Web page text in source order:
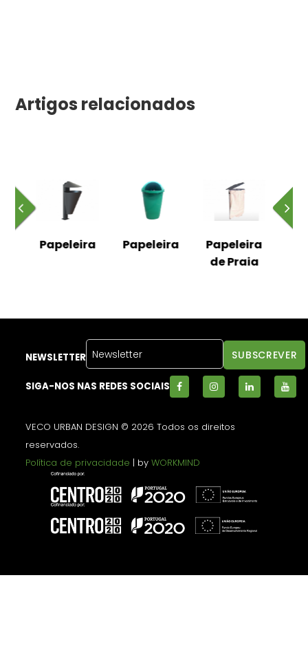
Artigos relacionados
Papeleira
Papeleira Papeleira
NEWSLETTER
SIGA-NOS NAS REDES SOCIAIS
VECO URBAN DESIGN © 2026 Todos os direitos
reservados.
Política de privacidade | byWORKMIND